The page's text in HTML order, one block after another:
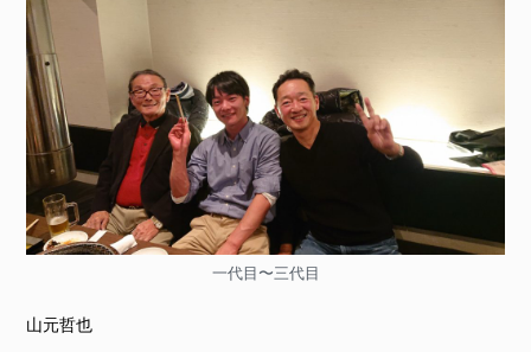
一代目〜三代目
山元哲也